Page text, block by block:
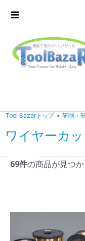
Tool-Bazarトップ ＞ 研削・
ワイヤーカ
69件の商品が見つ